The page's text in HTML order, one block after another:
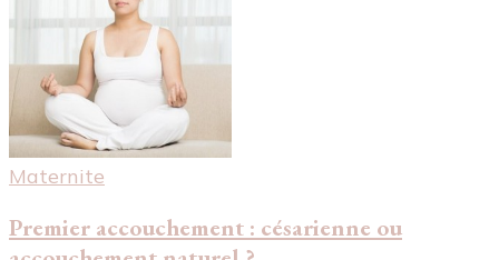
Maternite
Premier accouchement : césarienne ou